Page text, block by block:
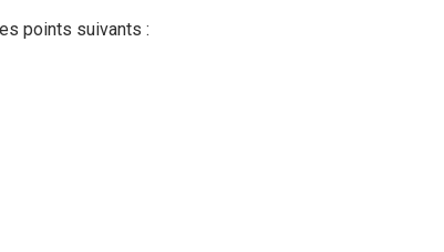
points suivants :